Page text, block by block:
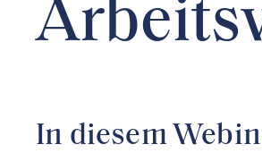
In diesem